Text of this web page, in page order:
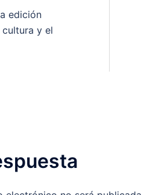
edición
y el